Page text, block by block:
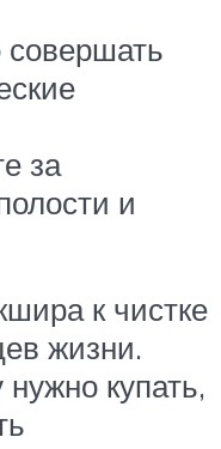
совершать
за
и
к чистке
жизни.
купать,